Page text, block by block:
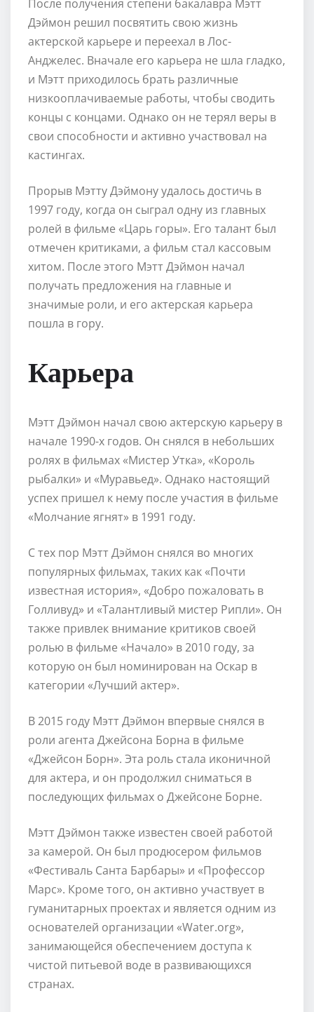
После получения степени бакалавра Мэтт
Дэймон решил посвятить свою жизнь
актерской карьере и переехал в Лос-
Анджелес. Вначале его карьера не шла гладко,
и Мэтт приходилось брать различные
низкооплачиваемые работы, чтобы сводить
концы с концами. Однако он не терял веры в
свои способности и активно участвовал на
кастингах.
Прорыв Мэтту Дэймону удалось достичь в
1997 году, когда он сыграл одну из главных
ролей в фильме «Царь горы». Его талант был
отмечен критиками, а фильм стал кассовым
хитом. После этого Мэтт Дэймон начал
получать предложения на главные и
значимые роли, и его актерская карьера
пошла в гору.
Карьера
Мэтт Дэймон начал свою актерскую карьеру в
начале 1990-х годов. Он снялся в небольших
ролях в фильмах «Мистер Утка», «Король
рыбалки» и «Муравьед». Однако настоящий
успех пришел к нему после участия в фильме
«Молчание ягнят» в 1991 году.
С тех пор Мэтт Дэймон снялся во многих
популярных фильмах, таких как «Почти
известная история», «Добро пожаловать в
Голливуд» и «Талантливый мистер Рипли». Он
также привлек внимание критиков своей
ролью в фильме «Начало» в 2010 году, за
которую он был номинирован на Оскар в
категории «Лучший актер».
В 2015 году Мэтт Дэймон впервые снялся в
роли агента Джейсона Борна в фильме
«Джейсон Борн». Эта роль стала иконичной
для актера, и он продолжил сниматься в
последующих фильмах о Джейсоне Борне.
Мэтт Дэймон также известен своей работой
за камерой. Он был продюсером фильмов
«Фестиваль Санта Барбары» и «Профессор
Марс». Кроме того, он активно участвует в
гуманитарных проектах и является одним из
основателей организации «Water.org»,
занимающейся обеспечением доступа к
чистой питьевой воде в развивающихся
странах.